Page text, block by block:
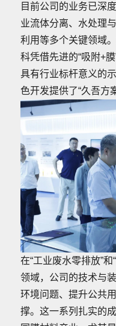
目前公司的业务已深
业流体分离、水处理
利用等多个关键领域
科凭借先进的“吸附+
具有行业标杆意义的
色开发提供了“久吾方案
在“工业废水零排放”
领域，公司的技术与
环境问题、提升公共
撑。这一系列扎实的